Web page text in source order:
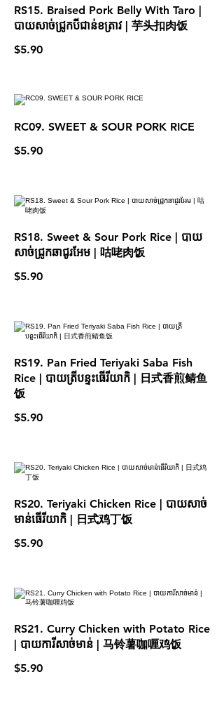
RS15. Braised Pork Belly With Taro |
បាយសាច់ជ្រូកបីជាន់ខត្រាវ | 芋头扣肉饭
$5.90
RC09. SWEET & SOUR PORK RICE
$5.90
RS18. Sweet & Sour Pork Rice | បាយ
សាច់ជ្រូកឆាជូរអែម | 咕咾肉饭
$5.90
RS19. Pan Fried Teriyaki Saba Fish
Rice | បាយត្រីបន្ទះធើរីយាកិ | 日式香煎鲭鱼
饭
$5.90
RS20. Teriyaki Chicken Rice | បាយសាច់
មាន់ធើរីយាកិ | 日式鸡丁饭
$5.90
RS21. Curry Chicken with Potato Rice
| បាយការីសាច់មាន់ | 马铃薯咖喱鸡饭
$5.90